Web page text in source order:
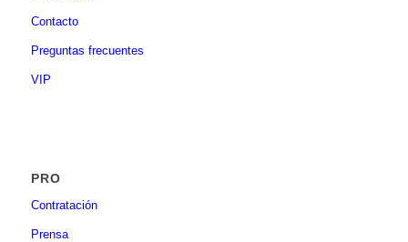
Contacto
Preguntas frecuentes
VIP
PRO
Contratación
Prensa